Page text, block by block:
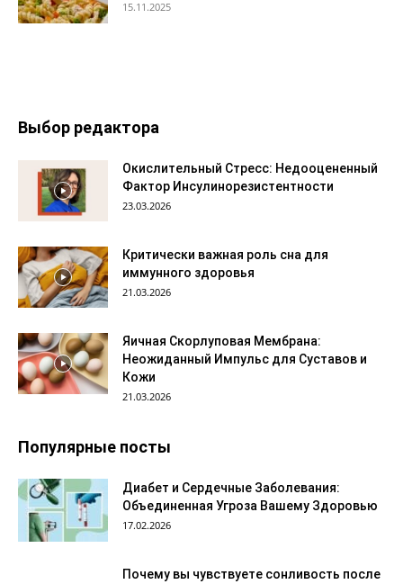
15.11.2025
Выбор редактора
Окислительный Стресс: Недооцененный
Фактор Инсулинорезистентности
23.03.2026
Критически важная роль сна для
иммунного здоровья
21.03.2026
Яичная Скорлуповая Мембрана:
Неожиданный Импульс для Суставов и
Кожи
21.03.2026
Популярные посты
Диабет и Сердечные Заболевания:
Объединенная Угроза Вашему Здоровью
17.02.2026
Почему вы чувствуете сонливость после